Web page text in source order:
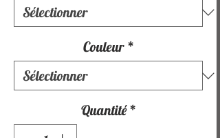
Couleur *
Quantité *